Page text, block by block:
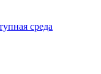
среда